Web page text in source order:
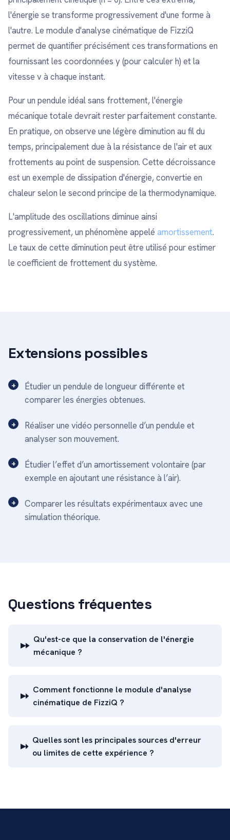
l'énergie se transforme progressivement d'une forme à
l'autre. Le module d'analyse cinématique de FizziQ
permet de quantifier précisément ces transformations en
fournissant les coordonnées y (pour calculer h) et la
vitesse v à chaque instant.
Pour un pendule idéal sans frottement, l'énergie
mécanique totale devrait rester parfaitement constante.
En pratique, on observe une légère diminution au fil du
temps, principalement due à la résistance de l'air et aux
frottements au point de suspension. Cette décroissance
est un exemple de dissipation d'énergie, convertie en
chaleur selon le second principe de la thermodynamique.
L'amplitude des oscillations diminue ainsi
progressivement, un phénomène appelé amortissement.
Le taux de cette diminution peut être utilisé pour estimer
le coefficient de frottement du système.
Extensions possibles
Étudier un pendule de longueur différente et
comparer les énergies obtenues.
Réaliser une vidéo personnelle d’un pendule et
analyser son mouvement.
Étudier l’effet d’un amortissement volontaire (par
exemple en ajoutant une résistance à l’air).
Comparer les résultats expérimentaux avec une
simulation théorique.
Questions fréquentes
Qu'est-ce que la conservation de l'énergie
mécanique ?
Comment fonctionne le module d'analyse
cinématique de FizziQ ?
Quelles sont les principales sources d'erreur
ou limites de cette expérience ?